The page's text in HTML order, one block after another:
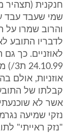
שמי שעבד עבד
והרוב שמרו על
לדבריו התובע
לאוזניים. כך
אוזניות, אולם
קבלתו של
אשר לא
נזקי שמיעה
"נזק ראייתי"